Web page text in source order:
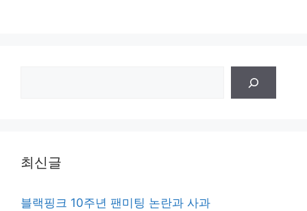
최신글
블랙핑크 10주년 팬미팅 논란과 사과